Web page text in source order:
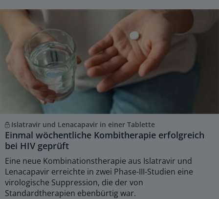
Islatravir und Lenacapavir in einer Tablette
Einmal wöchentliche Kombitherapie erfolgreich
bei HIV geprüft
Eine neue Kombinationstherapie aus Islatravir und
Lenacapavir erreichte in zwei Phase-III-Studien eine
virologische Suppression, die der von
Standardtherapien ebenbürtig war.